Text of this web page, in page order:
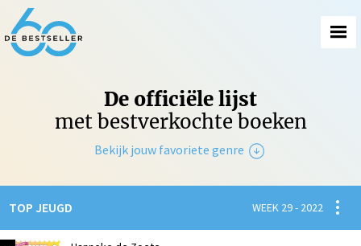
De officiële lijst
met bestverkochte boeken
Bekijk jouw favoriete genre
Fictie
TOP JEUGD WEEK 29 - 2022